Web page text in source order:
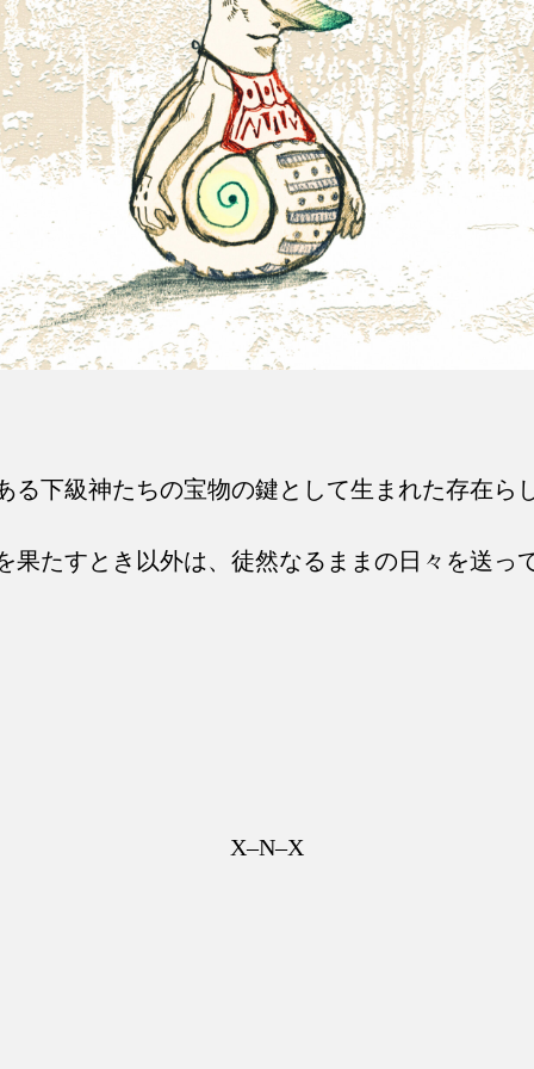
る下級神たちの宝物の鍵として生まれた存在ら
果たすとき以外は、徒然なるままの日々を送っ
X–N–X